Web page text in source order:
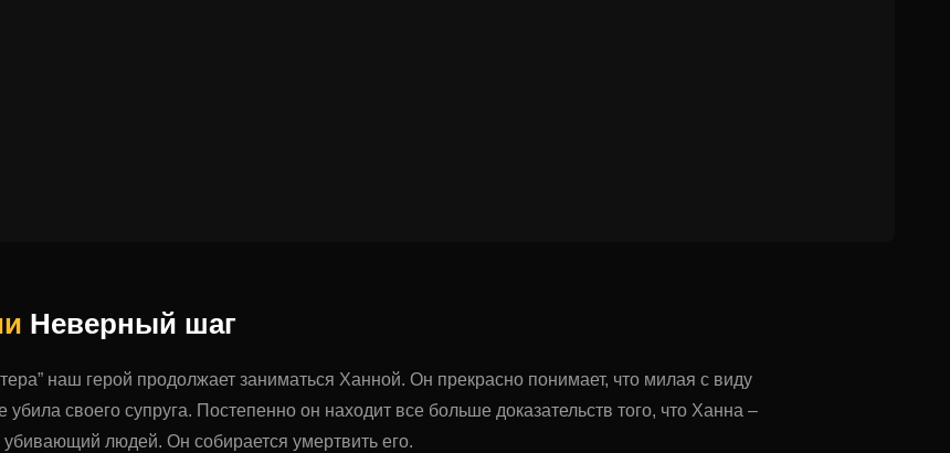
Неверный шаг
наш герой продолжает заниматься Ханной. Он прекрасно понимает, что милая с виду
своего супруга. Постепенно он находит все больше доказательств того, что Ханна –
людей. Он собирается умертвить его.